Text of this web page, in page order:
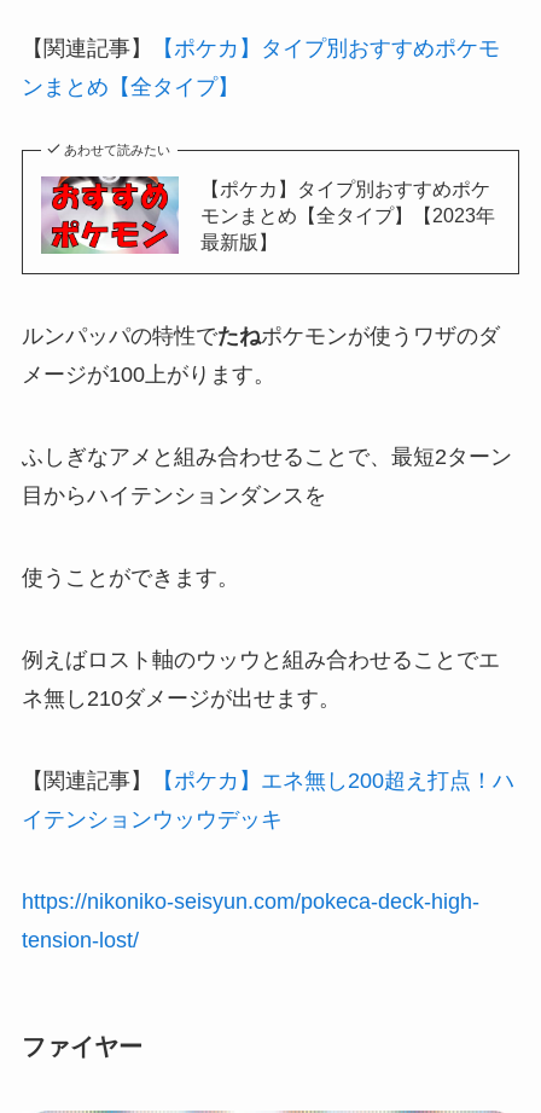
【関連記事】
【ポケカ】タイプ別おすすめポケモ
ンまとめ【全タイプ】
あわせて読みたい
【ポケカ】タイプ別おすすめポケ
モンまとめ【全タイプ】【2023年
最新版】
ルンパッパの特性でたねポケモンが使うワザのダ
メージが100上がります。
ふしぎなアメと組み合わせることで、最短2ターン
目からハイテンションダンスを
使うことができます。
例えばロスト軸のウッウと組み合わせることでエ
ネ無し210ダメージが出せます。
【関連記事】
【ポケカ】エネ無し200超え打点！ハ
イテンションウッウデッキ
https://nikoniko-seisyun.com/pokeca-deck-high-
tension-lost/
ファイヤー